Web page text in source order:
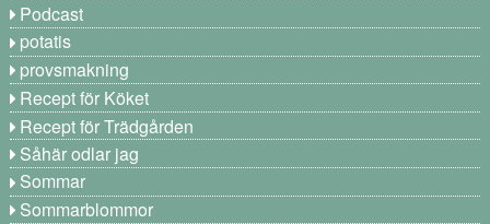
Podcast
potatis
provsmakning
Recept för Köket
Recept för Trädgården
Såhär odlar jag
Sommar
Sommarblommor